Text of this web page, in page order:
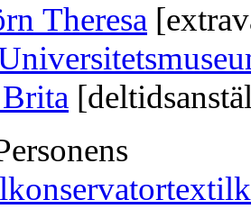
Theresa